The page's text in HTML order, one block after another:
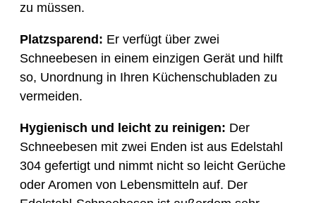
zu müssen.
Platzsparend: Er verfügt über zwei
Schneebesen in einem einzigen Gerät und hilft
so, Unordnung in Ihren Küchenschubladen zu
vermeiden.
Hygienisch und leicht zu reinigen: Der
Schneebesen mit zwei Enden ist aus Edelstahl
304 gefertigt und nimmt nicht so leicht Gerüche
oder Aromen von Lebensmitteln auf. Der